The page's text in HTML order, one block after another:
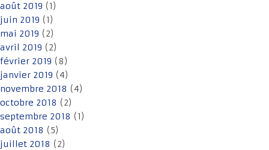
août 2019 (1)
juin 2019 (1)
mai 2019 (2)
avril 2019 (2)
février 2019 (8)
janvier 2019 (4)
novembre 2018 (4)
octobre 2018 (2)
septembre 2018 (1)
août 2018 (5)
juillet 2018 (2)